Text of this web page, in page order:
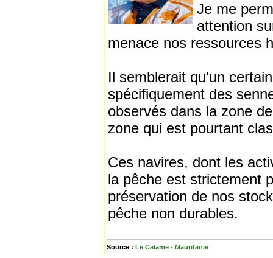
Je me
attention
menace nos ressources
Il semblerait qu'un
spécifiquement des
observés dans la zone
zone qui est pourtant
Ces navires, dont les
la pêche est strictement
préservation de nos
pêche non durables.
Source : Le Calame - Mauritanie